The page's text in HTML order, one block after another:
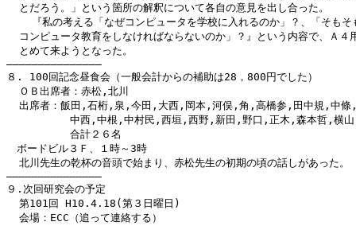
  とだろう。」という箇所の解釈について各自の意見を出し合った。
『私の考える「なぜコンピュータを学校に入れるのか」？、「そもそ
コンピュータ教育をしなければならないのか」？』という内容で、Ａ４
  とめて来ようとなった。
―――――――――――――――
８. 100回記念昼食会（一般会計からの補助は28，800円でした）
  ＯＢ出席者：赤松,北川
出席者：飯田,石桁,泉,今田,大西,岡本,河俣,角,高橋参,田中規,中條
中西,中根,中村民,西垣,西野,新田,野口,正木,森本哲,横山
          合計２６名
ボードビル３Ｆ、１時～3時
  北川先生の乾杯の音頭で始まり、赤松先生の初期の頃の話しがあった。
―――――――――――――――
９.次回研究会の予定
  第101回 H10.4.18(第３日曜日)